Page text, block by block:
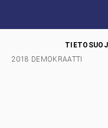
2018 DEMOKRAATTI